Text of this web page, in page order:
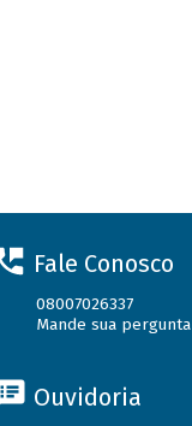
Fale Conosco
08007026337
Mande sua pergunta
Ouvidoria